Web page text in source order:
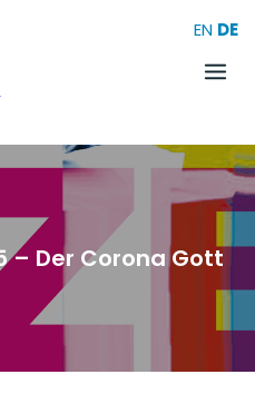
– Der Corona Gott
EN DE